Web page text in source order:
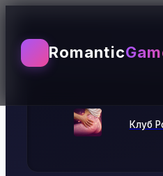
Romantic
Клуб